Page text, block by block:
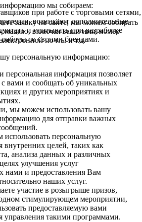
при работе с торговыми сетями,
возникают дополнительные
и учитывать при разработке
работы со своими брендами.
мы собираем:
заявку на сайте, мы можем собирать
включая ваши имя, номер
почты и т.д.
персональную информацию:
персональная информация позволяет
с вами и сообщать об уникальных
и других мероприятиях и
мы можем использовать вашу
для отправки важных
персональную
целей, таких как
анализа данных и различных
улучшения услуг
нами и предоставления Вам
наших услуг.
участие в розыгрыше призов,
стимулирующем мероприятии,
предоставляемую вами
такими программами.